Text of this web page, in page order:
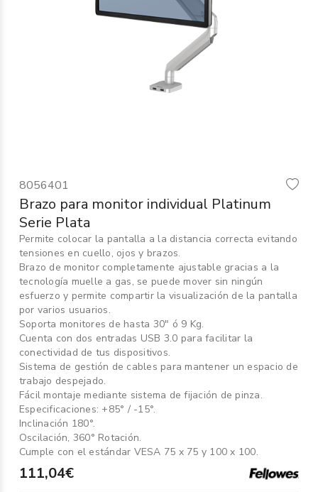
Audiovisuales
›
Servicios generales
Seguridad
Material Escolar
8056401
Brazo para monitor individual Platinum
Serie Plata
Permite colocar la pantalla a la distancia correcta evitando
tensiones en cuello, ojos y brazos.
Brazo de monitor completamente ajustable gracias a la
tecnología muelle a gas, se puede mover sin ningún
esfuerzo y permite compartir la visualización de la pantalla
por varios usuarios.
Soporta monitores de hasta 30" ó 9 Kg.
Cuenta con dos entradas USB 3.0 para facilitar la
conectividad de tus dispositivos.
Sistema de gestión de cables para mantener un espacio de
trabajo despejado.
Fácil montaje mediante sistema de fijación de pinza.
Especificaciones: +85° / -15°.
Inclinación 180°.
Oscilación, 360° Rotación.
Cumple con el estándar VESA 75 x 75 y 100 x 100.
111,04€